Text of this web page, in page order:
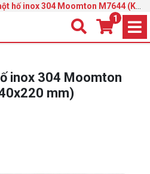
hố inox 304 Moomton M7644 (KT:
760x440x220 mm)
1
inox 304 Moomton
mm)